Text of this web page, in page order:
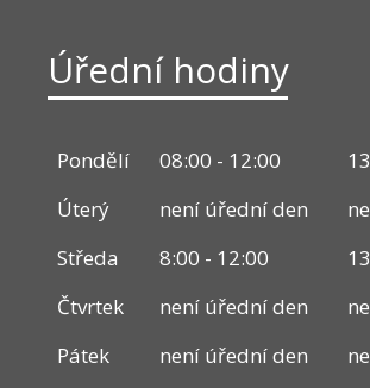
Úřední hodiny
Pondělí 08:00 - 12:00
Úterý
není úřední den
Středa
8:00 - 12:00
Čtvrtek
není úřední den
Pátek
není úřední den